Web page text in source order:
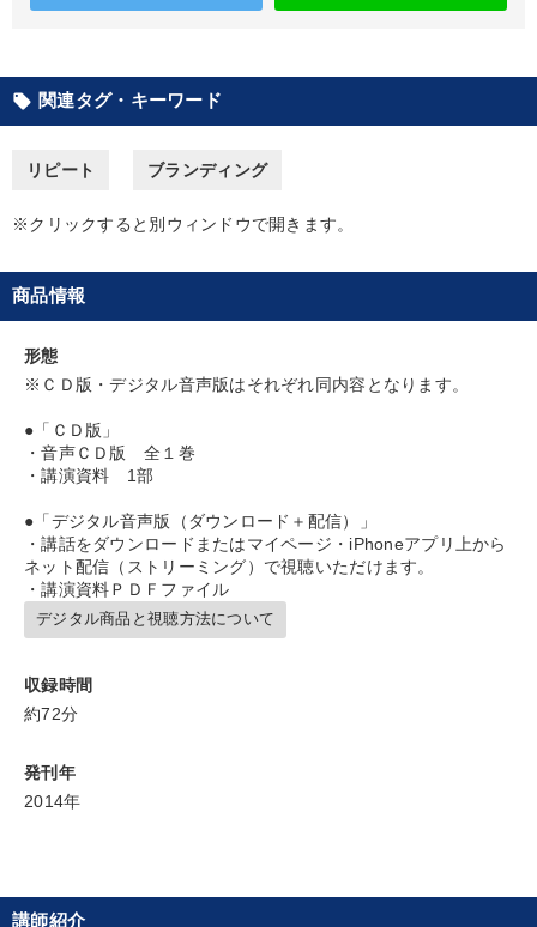
2026年春季全国経営者セミナー収録講演ＣＤ・講演ＤＶＤ・デジ
タル版（音声／動画ストリーミング・ダウンロード）
2025年夏季全国経営者セミナー収録講演ＣＤ・講演ＤＶＤ・デジ
タル版（音声／動画ストリーミング・ダウンロード）
後継社長・アトツギ
2025年春季全国経営者セミナー収録講演ＣＤ・講演ＤＶＤ・デジ
目的別
新事業・新商品づくり 後継者に聞かせたい
経営体系を学びたい
キーワード
local_offer 関連タグ・キーワード
リピート ブランディング
※クリックすると別ウィンドウで開きます。
商品情報
形態
※ＣＤ版・デジタル音声版はそれぞれ同内容となります。
●「ＣＤ版」
・音声ＣＤ版 全１巻
・講演資料 1部
●「デジタル音声版（ダウンロード＋配信）」
・講話をダウンロードまたはマイページ・iPhoneアプリ上から
ネット配信（ストリーミング）で視聴いただけます。
・講演資料ＰＤＦファイル
デジタル商品と視聴方法について
収録時間
約72分
発刊年
2014年
講師紹介